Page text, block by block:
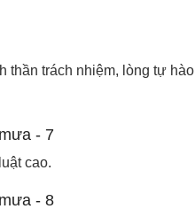
thần trách nhiệm, lòng tự hào
cao.